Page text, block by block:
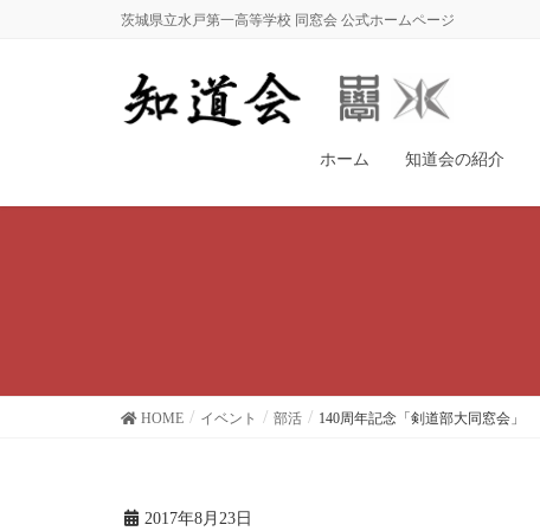
茨城県立水戸第一高等学校 同窓会 公式ホームページ
ホーム 知道会の紹介
HOME イベント 部活 140周年記念「剣道部大同窓会」
2017年8月23日